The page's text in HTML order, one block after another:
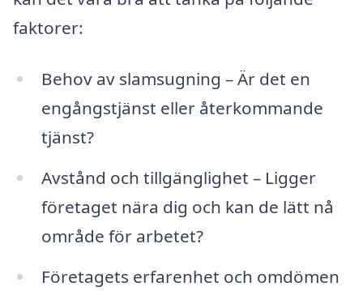
faktorer:
Behov av slamsugning – Är det en
engångstjänst eller återkommande
tjänst?
Avstånd och tillgänglighet – Ligger
företaget nära dig och kan de lätt nå
område för arbetet?
Företagets erfarenhet och omdömen